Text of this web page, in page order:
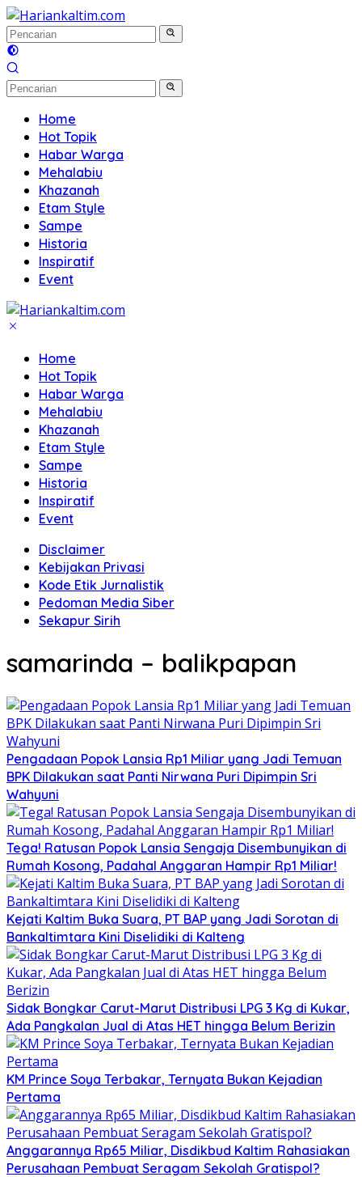
Langsung
ke
konten
Home
Hot Topik
Habar Warga
Mehalabiu
Khazanah
Etam Style
Sampe
Historia
Inspiratif
Event
Home
Hot Topik
Habar Warga
Mehalabiu
Khazanah
Etam Style
Sampe
Historia
Inspiratif
Event
Disclaimer
Kebijakan Privasi
Kode Etik Jurnalistik
Pedoman Media Siber
Sekapur Sirih
samarinda – balikpapan
Pengadaan Popok Lansia Rp1 Miliar yang Jadi Temuan
BPK Dilakukan saat Panti Nirwana Puri Dipimpin Sri
Wahyuni
Tega! Ratusan Popok Lansia Sengaja Disembunyikan di
Rumah Kosong, Padahal Anggaran Hampir Rp1 Miliar!
Kejati Kaltim Buka Suara, PT BAP yang Jadi Sorotan di
Bankaltimtara Kini Diselidiki di Kalteng
Sidak Bongkar Carut-Marut Distribusi LPG 3 Kg di Kukar,
Ada Pangkalan Jual di Atas HET hingga Belum Berizin
KM Prince Soya Terbakar, Ternyata Bukan Kejadian
Pertama
Anggarannya Rp65 Miliar, Disdikbud Kaltim Rahasiakan
Perusahaan Pembuat Seragam Sekolah Gratispol?